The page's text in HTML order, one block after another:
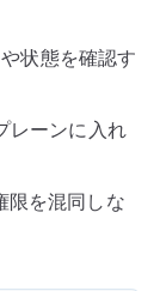
状態を確認す
レーンに入れ
を混同しな